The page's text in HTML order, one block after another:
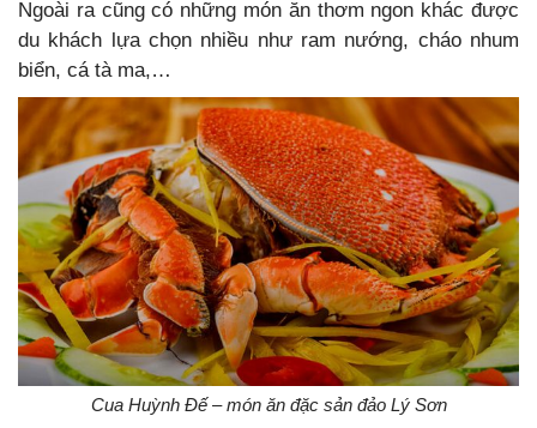
Ngoài ra cũng có những món ăn thơm ngon khác được
du khách lựa chọn nhiều như ram nướng, cháo nhum
biển, cá tà ma,…
Cua Huỳnh Đế – món ăn đặc sản đảo Lý Sơn